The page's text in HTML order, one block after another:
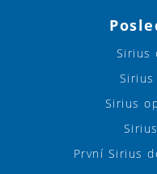
Sirius
Sirius
Sirius
První Sirius